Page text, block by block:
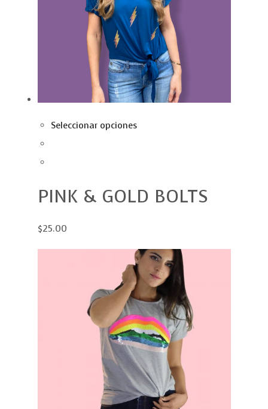
Seleccionar opciones
PINK & GOLD BOLTS
$25.00